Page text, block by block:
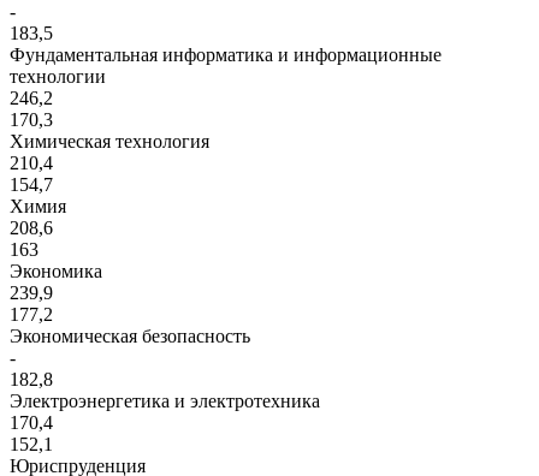
-
183,5
Фундаментальная информатика и информационные
технологии
246,2
170,3
Химическая технология
210,4
154,7
Химия
208,6
163
Экономика
239,9
177,2
Экономическая безопасность
-
182,8
Электроэнергетика и электротехника
170,4
152,1
Юриспруденция